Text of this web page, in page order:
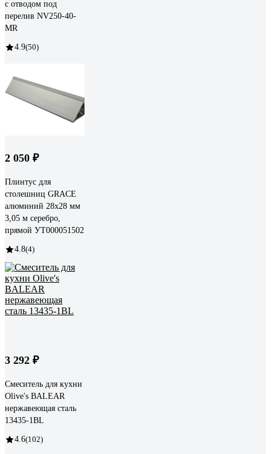
с отводом под
перелив NV250-40-
MR
4.9(50)
2 050 ₽
Плинтус для
столешниц GRACE
алюминий 28х28 мм
3,05 м серебро,
прямой УТ000051502
4.8(4)
3 292 ₽
Смеситель для кухни
Olive's BALEAR
нержавеющая сталь
13435-1BL
4.6(102)